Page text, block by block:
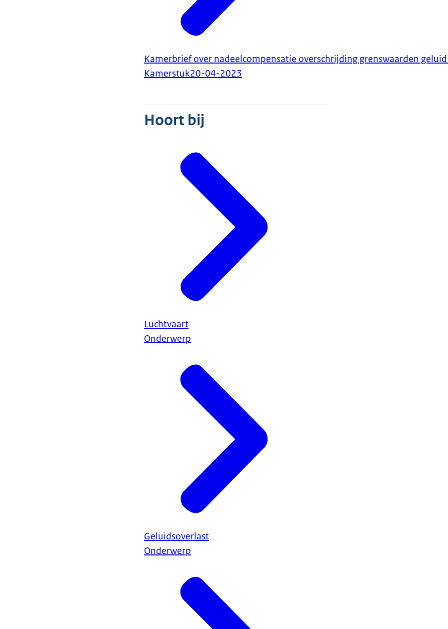
Kamerbrief over nadeelcompensatie overschrijding grenswaarden
Kamerstuk20-04-2023
Hoort bij
Luchtvaart
Onderwerp
Geluidsoverlast
Onderwerp